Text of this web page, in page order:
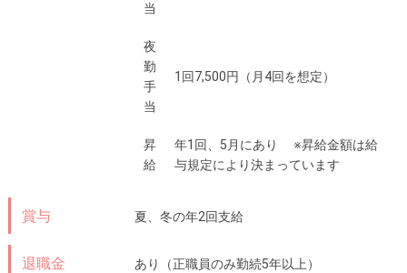
当
夜
勤
手
当
1回7,500円（月4回を想定）
昇
給
年1回、5月にあり ※昇給金額は給
与規定により決まっています
賞与 夏、冬の年2回支給
退職金 あり（正職員のみ勤続5年以上）